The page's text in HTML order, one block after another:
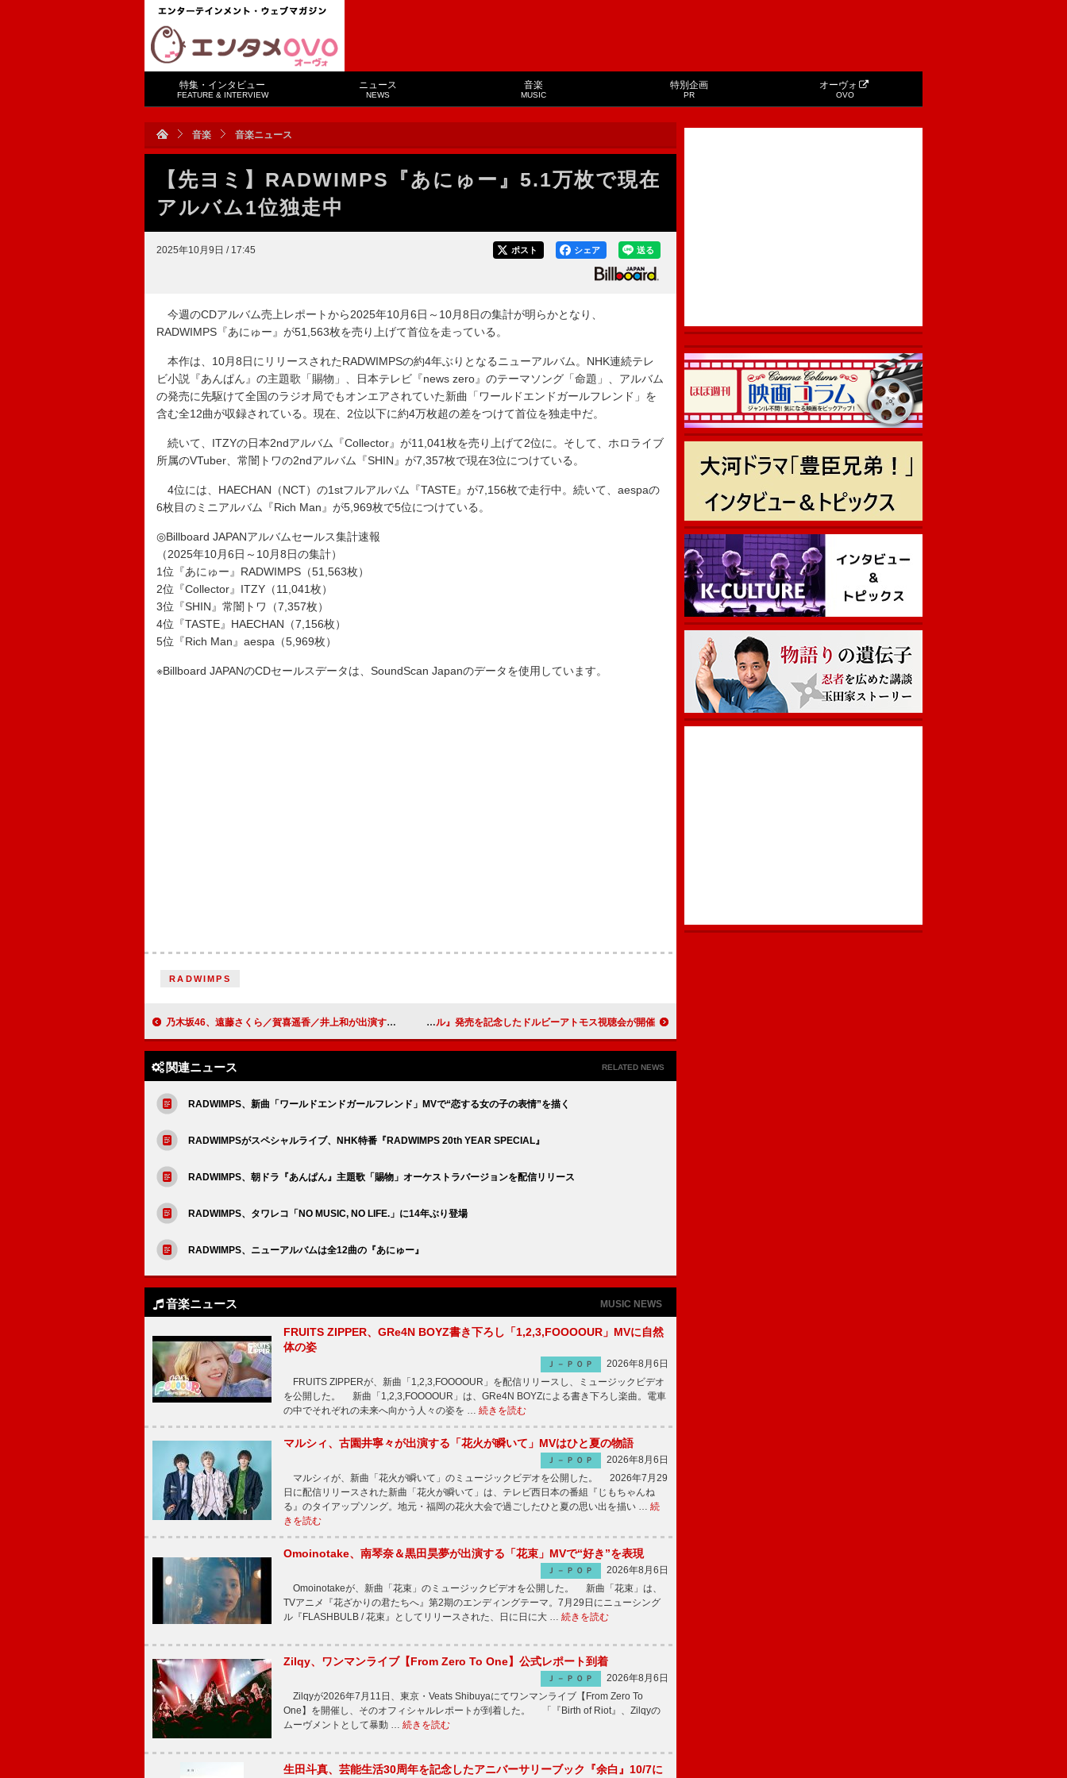
特集・インタビュー
FEATURE & INTERVIEW
ニュース
NEWS
音楽
MUSIC
特別企画
PR
オーヴォ
OVO
音楽 音楽ニュース
【先ヨミ】RADWIMPS『あにゅー』5.1万枚で現在
アルバム1位独走中
2025年10月9日 / 17:45 送る
シェア
ポスト
今週のCDアルバム売上レポートから2025年10月6日～10月8日の集計が明らかとなり、
RADWIMPS『あにゅー』が51,563枚を売り上げて首位を走っている。
本作は、10月8日にリリースされたRADWIMPSの約4年ぶりとなるニューアルバム。NHK連続テレ
ビ小説『あんぱん』の主題歌「賜物」、日本テレビ『news zero』のテーマソング「命題」、アルバム
の発売に先駆けて全国のラジオ局でもオンエアされていた新曲「ワールドエンドガールフレンド」を
含む全12曲が収録されている。現在、2位以下に約4万枚超の差をつけて首位を独走中だ。
続いて、ITZYの日本2ndアルバム『Collector』が11,041枚を売り上げて2位に。そして、ホロライブ
所属のVTuber、常闇トワの2ndアルバム『SHIN』が7,357枚で現在3位につけている。
4位には、HAECHAN（NCT）の1stフルアルバム『TASTE』が7,156枚で走行中。続いて、aespaの
6枚目のミニアルバム『Rich Man』が5,969枚で5位につけている。
◎Billboard JAPANアルバムセールス集計速報
（2025年10月6日～10月8日の集計）
1位『あにゅー』RADWIMPS（51,563枚）
2位『Collector』ITZY（11,041枚）
3位『SHIN』常闇トワ（7,357枚）
4位『TASTE』HAECHAN（7,156枚）
5位『Rich Man』aespa（5,969枚）
※Billboard JAPANのCDセールスデータは、SoundScan Japanのデータを使用しています。
RADWIMPS
乃木坂46、遠藤さくら／賀喜遥香／井上和が出演するカップスター新TVCM放映スタート 故ジョン・レノン＆オノ・ヨーコ、『パワー・トゥ・ザ・ピープル』発売を記念したドルビーアトモス視聴会が開催
関連ニュース RELATED NEWS
RADWIMPS、新曲「ワールドエンドガールフレンド」MVで“恋する女の子の表情”を描く
RADWIMPSがスペシャルライブ、NHK特番『RADWIMPS 20th YEAR SPECIAL』
RADWIMPS、朝ドラ『あんぱん』主題歌「賜物」オーケストラバージョンを配信リリース
RADWIMPS、タワレコ「NO MUSIC, NO LIFE.」に14年ぶり登場
RADWIMPS、ニューアルバムは全12曲の『あにゅー』
音楽ニュース MUSIC NEWS
FRUITS ZIPPER、GRe4N BOYZ書き下ろし「1,2,3,FOOOOUR」MVに自然
体の姿
Ｊ－ＰＯＰ
2026年8月6日
FRUITS ZIPPERが、新曲「1,2,3,FOOOOUR」を配信リリースし、ミュージックビデオ
を公開した。 新曲「1,2,3,FOOOOUR」は、GRe4N BOYZによる書き下ろし楽曲。電車
の中でそれぞれの未来へ向かう人々の姿を … 続きを読む
マルシィ、古園井寧々が出演する「花火が瞬いて」MVはひと夏の物語
Ｊ－ＰＯＰ
2026年8月6日
マルシィが、新曲「花火が瞬いて」のミュージックビデオを公開した。 2026年7月29
日に配信リリースされた新曲「花火が瞬いて」は、テレビ西日本の番組『じもちゃんね
る』のタイアップソング。地元・福岡の花火大会で過ごしたひと夏の思い出を描い … 続
きを読む
Omoinotake、南琴奈＆黒田昊夢が出演する「花束」MVで“好き”を表現
Ｊ－ＰＯＰ
2026年8月6日
Omoinotakeが、新曲「花束」のミュージックビデオを公開した。 新曲「花束」は、
TVアニメ『花ざかりの君たちへ』第2期のエンディングテーマ。7月29日にニューシング
ル『FLASHBULB / 花束』としてリリースされた、日に日に大 … 続きを読む
Zilqy、ワンマンライブ【From Zero To One】公式レポート到着
Ｊ－ＰＯＰ
2026年8月6日
Zilqyが2026年7月11日、東京・Veats Shibuyaにてワンマンライブ【From Zero To
One】を開催し、そのオフィシャルレポートが到着した。 「『Birth of Riot』、Zilqyの
ムーヴメントとして暴動 … 続きを読む
生田斗真、芸能生活30周年を記念したアニバーサリーブック『余白』10/7に